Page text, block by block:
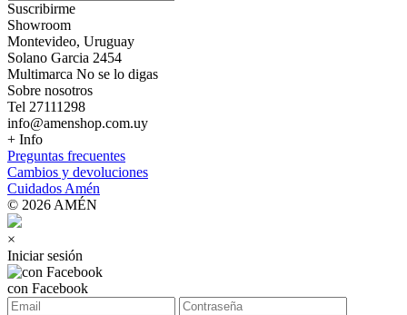
Suscribirme
Showroom
Montevideo, Uruguay
Solano Garcia 2454
Multimarca No se lo digas
Sobre nosotros
Tel 27111298
info@amenshop.com.uy
+ Info
Preguntas frecuentes
Cambios y devoluciones
Cuidados Amén
© 2026 AMÉN
×
Iniciar sesión
con Facebook